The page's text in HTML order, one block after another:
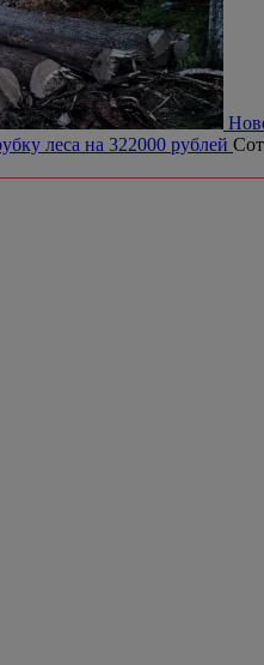
леса на 322000 рублей